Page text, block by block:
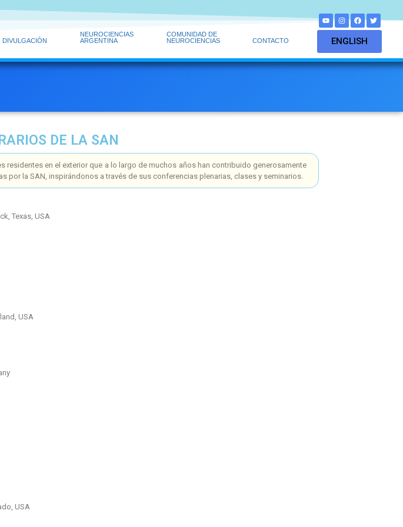
DIVULGACIÓN
NEUROCIENCIAS
ARGENTINA
COMUNIDAD DE
NEUROCIENCIAS
CONTACTO ENGLISH
DE LA SAN
en el exterior que a lo largo de muchos años han contribuido generosamente
por la SAN, inspirándonos a través de sus conferencias plenarias, clases y seminarios.
Texas, USA
USA
USA